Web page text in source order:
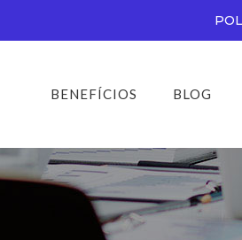
BENEFÍCIOS BLOG